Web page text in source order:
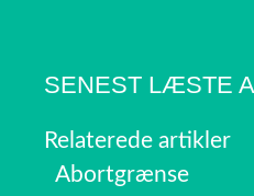
SENEST LÆSTE
Relaterede artikler
Abortgrænse